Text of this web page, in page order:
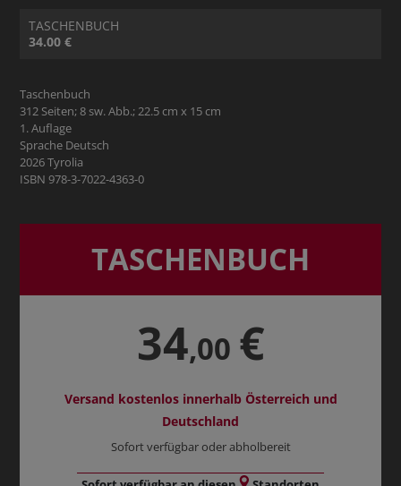
TASCHENBUCH
34.00 €
Taschenbuch
312 Seiten; 8 sw. Abb.; 22.5 cm x 15 cm
1. Auflage
Sprache Deutsch
2026 Tyrolia
ISBN 978-3-7022-4363-0
TASCHENBUCH
34,00 €
Versand kostenlos innerhalb Österreich und
Deutschland
Sofort verfügbar oder abholbereit